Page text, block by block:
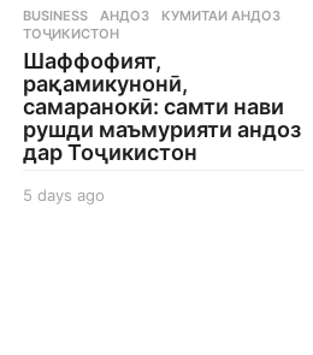
BUSINESS АНДОЗ ,КУМИТАИ АНДОЗ
ТОҶИКИСТОН
Шаффофият,
рақамикунонӣ,
самаранокӣ: самти нави
рушди маъмурияти андоз
дар Тоҷикистон
5 days ago